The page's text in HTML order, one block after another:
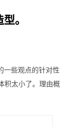
。
一些观点的针对性
积太小了。理由概